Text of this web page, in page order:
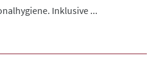
Inklusive ...